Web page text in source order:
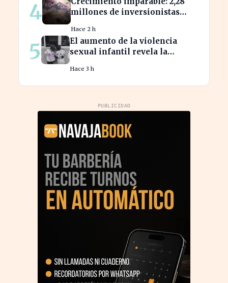
4
millones de inversionistas
de $123,7 billones
Hace 2 h
5
El aumento de la violencia
sexual infantil revela la
familiar
Hace 3 h
PUBLICIDAD